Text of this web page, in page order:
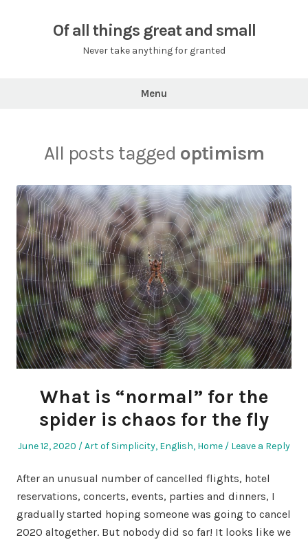
Of all things great and small
Never take anything for granted
Menu
All posts tagged optimism
What is “normal” for the
spider is chaos for the fly
Posted
June 12, 2020
Posted
Art of Simplicity, English, Home Leave a Reply
After an unusual number of cancelled flights, hotel
reservations, concerts, events, parties and dinners, I
gradually started hoping someone was going to cancel
2020 altogether. But nobody did so far! It looks like we